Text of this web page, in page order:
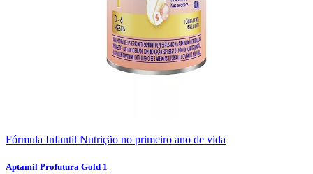
Fórmula Infantil Nutrição no primeiro ano de vida
Aptamil Profutura Gold 1